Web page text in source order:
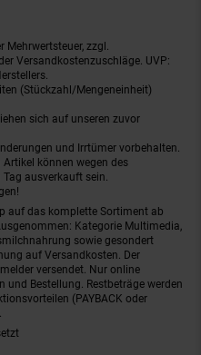
Mehrwertsteuer, zzgl.
Versandkostenzuschläge. UVP:
(Stückzahl/Mengeneinheit)
sich auf unseren zuvor
und Irrtümer vorbehalten.
können wegen des
ausverkauft sein.
auf das komplette Sortiment ab
Kategorie Multimedia,
sowie gesondert
auf Versandkosten. Der
versendet. Nur online
und Bestellung. Restbeträge werden
(PAYBACK oder